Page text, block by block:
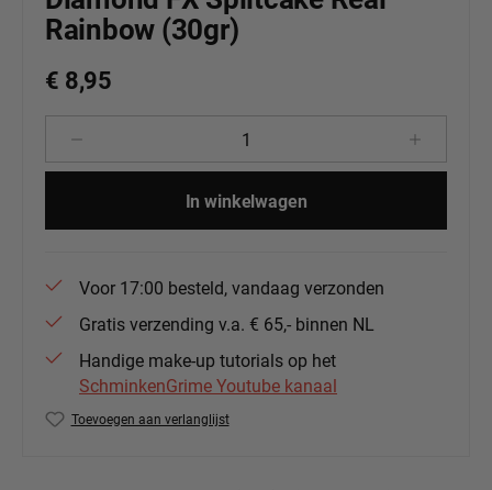
Rainbow (30gr)
€ 8,95
Producthoeveelheid: Voer de
In winkelwagen
Voor 17:00 besteld, vandaag verzonden
Gratis verzending v.a. € 65,- binnen NL
Handige make-up tutorials op het
SchminkenGrime Youtube kanaal
Toevoegen aan verlanglijst